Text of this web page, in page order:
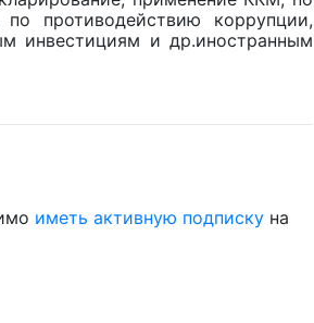
противодействию коррупции,
инвестициям и др.иностранным
иметь активную подписку на